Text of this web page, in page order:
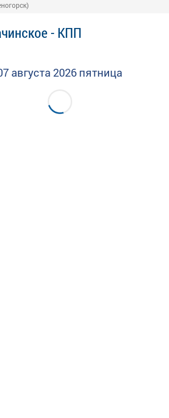
- КПП
августа 2026 пятница